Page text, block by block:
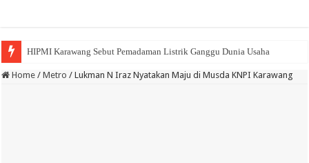
BPK Ganjar WTP ke 11 Pada Laporan Keuangan Pemda Karawang
Home / Metro / Lukman N Iraz Nyatakan Maju di Musda KNPI Karawang